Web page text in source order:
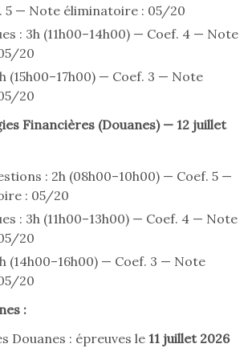
5 — Note éliminatoire : 05/20
: 3h (11h00–14h00) — Coef. 4 — Note
20
(15h00–17h00) — Coef. 3 — Note
20
Financières (Douanes) — 12 juillet
: 2h (08h00–10h00) — Coef. 5 —
: 05/20
: 3h (11h00–13h00) — Coef. 4 — Note
20
(14h00–16h00) — Coef. 3 — Note
20
:
Douanes : épreuves le 11 juillet 2026